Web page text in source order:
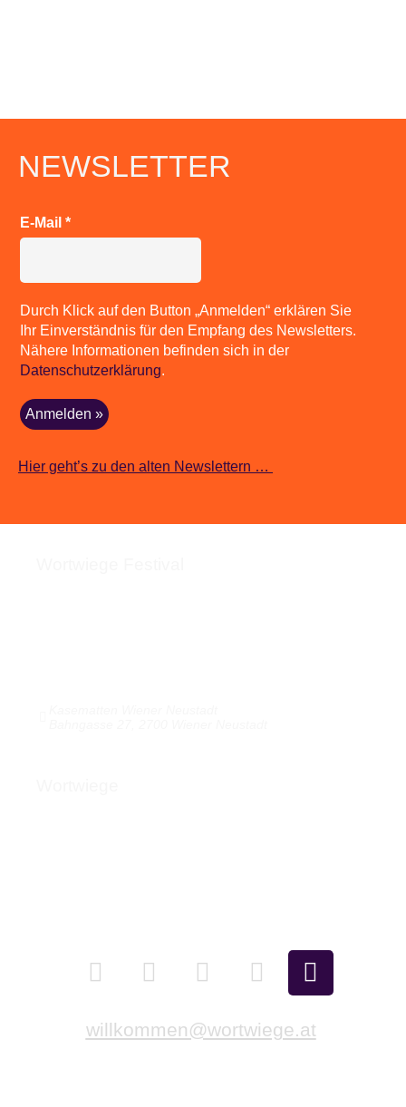
NEWSLETTER
E-Mail *
Durch Klick auf den Button „Anmelden“ erklären Sie
Ihr Einverständnis für den Empfang des Newsletters.
Nähere Informationen befinden sich in der
Datenschutzerklärung.
Hier geht’s zu den alten Newslettern …
willkommen@wortwiege.at